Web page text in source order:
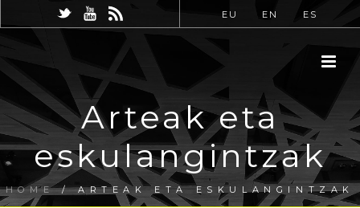
EU EN ES
Arteak eta
eskulangintzak
HOME/ARTEAK ETA ESKULANGINTZAK